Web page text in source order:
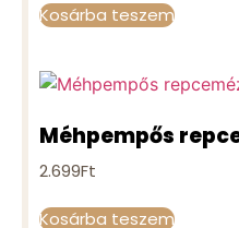
Kosárba teszem
Méhpempős
2.699Ft
Kosárba teszem